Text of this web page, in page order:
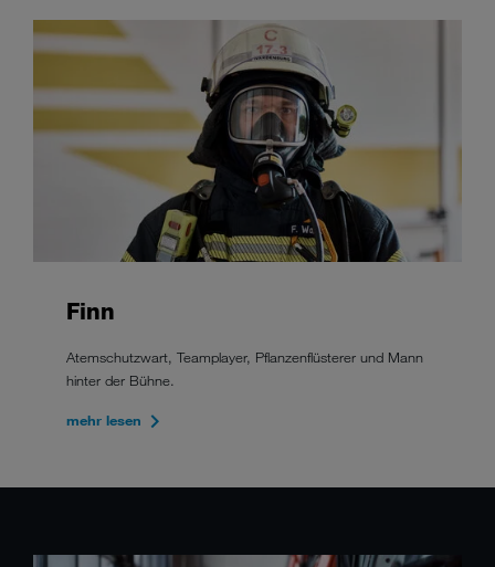
Finn
Atemschutzwart, Teamplayer, Pflanzenflüsterer und Mann
hinter der Bühne.
mehr lesen